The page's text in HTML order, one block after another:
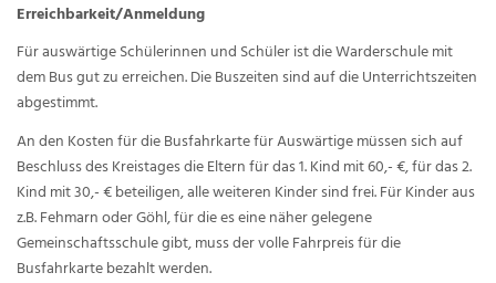
Erreichbarkeit/Anmeldung
Für auswärtige Schülerinnen und Schüler ist die Warderschule mit
dem Bus gut zu erreichen. Die Buszeiten sind auf die Unterrichtszeiten
abgestimmt.
An den Kosten für die Busfahrkarte für Auswärtige müssen sich auf
Beschluss des Kreistages die Eltern für das 1. Kind mit 60,- €, für das 2.
Kind mit 30,- € beteiligen, alle weiteren Kinder sind frei. Für Kinder aus
z.B. Fehmarn oder Göhl, für die es eine näher gelegene
Gemeinschaftsschule gibt, muss der volle Fahrpreis für die
Busfahrkarte bezahlt werden.